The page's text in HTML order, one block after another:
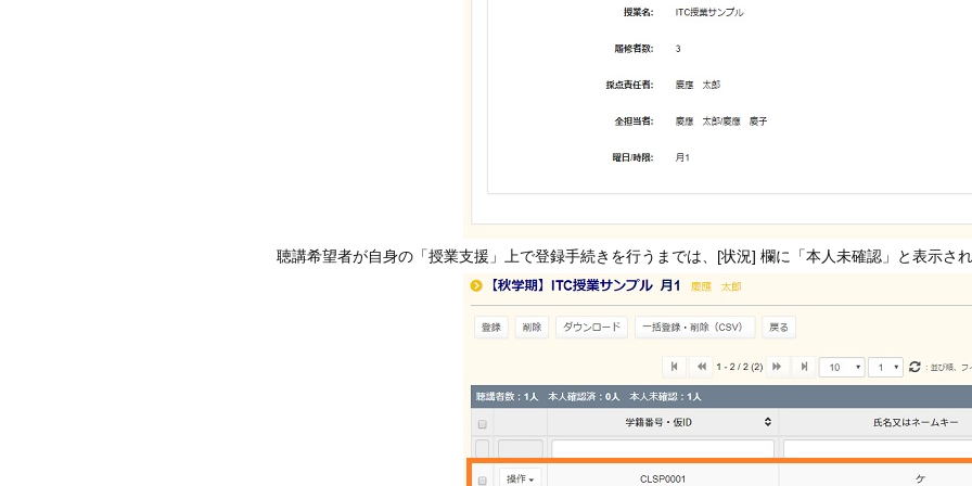
聴講希望者が自身の「授業支援」上で登録手続きを行うまでは、[状況] 欄に「本人未確認」と表示さ